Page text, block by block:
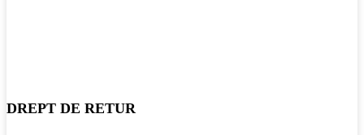
DREPT DE RETUR